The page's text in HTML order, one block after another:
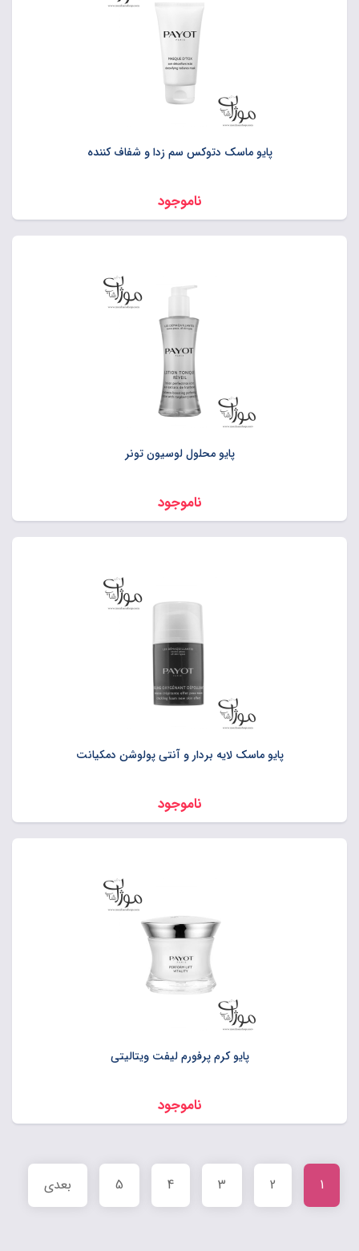
پایو ماسک دتوکس سم زدا و شفاف کننده
ناموجود
پایو محلول لوسیون تونر
ناموجود
پایو ماسک لایه بردار و آنتی پولوشن دمکیانت
ناموجود
پايو کرم پرفورم ليفت ويتاليتي
ناموجود
1
2
3
4
5 بعدی